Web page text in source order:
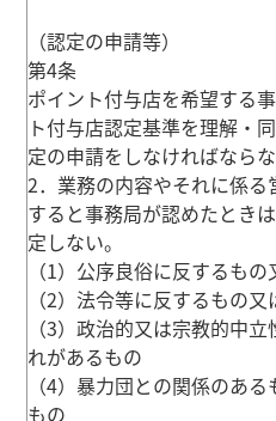
（認定の申請等）
第4条
ポイント付与店を希望する
ト付与店認定基準を理解・
定の申請をしなければならな
2．業務の内容やそれに係
すると事務局が認めたとき
定しない。
（1）公序良俗に反するも
（2）法令等に反するもの
（3）政治的又は宗教的中
れがあるもの
（4）暴力団との関係のあ
もの